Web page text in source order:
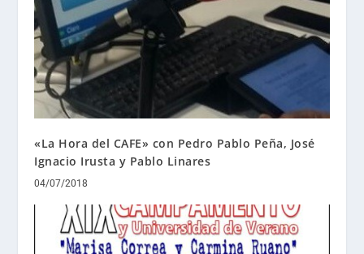
«La Hora del CAFE» con Pedro Pablo Peña, José
Ignacio Irusta y Pablo Linares
04/07/2018